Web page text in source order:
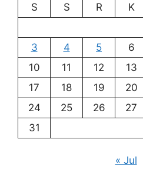
S
S R K
3
4 5 6
10
11 12 13
17
18 19 20
24
25 26 27
31
« Jul